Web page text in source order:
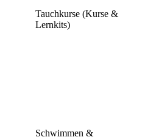
Tauchkurse (Kurse &
Lernkits)
Schwimmen &